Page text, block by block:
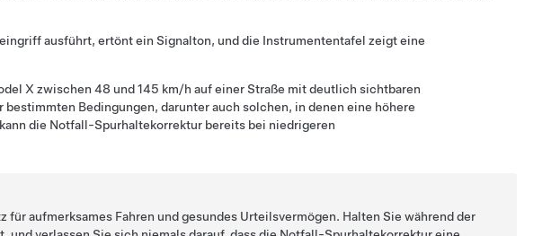
ausführt, ertönt ein Signalton, unddie Instrumententafel zeigt eine
X zwischen 48 und 145 km/h auf einer Straße mit deutlich sichtbaren
Bedingungen, darunter auch solchen, in denen eine höhere
die Notfall-Spurhaltekorrektur bereits bei niedrigeren
aufmerksames Fahren und gesundes Urteilsvermögen. Halten Sie während der